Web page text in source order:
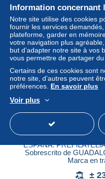
Statut
Vente clôturée
ESPAÑA:
Sobrescrito de
Marca en
±
Information concernant
Notre site utilise des cookies
fournir les services
plateforme, garder en
votre navigation plus
but d’adapter notre site à vos
vous permettre de partager
Certains de ces cookies sont
notre site, d’autres peuvent
préférences. En savoir plus
Voir plus